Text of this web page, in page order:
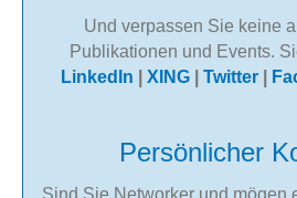
Und verpassen Sie keine
Publikationen und Events.
LinkedIn
XING| Twitter|
Persönlicher
Sind Sie Networker und mögen